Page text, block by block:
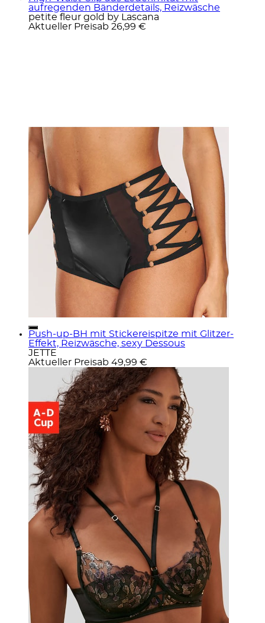
aufregenden Bänderdetails, Reizwäsche
petite fleur gold by Lascana
Aktueller Preisab 26,99 €
Push-up-BH mit Stickereispitze mit Glitzer-
Effekt, Reizwäsche, sexy Dessous
JETTE
Aktueller Preisab 49,99 €